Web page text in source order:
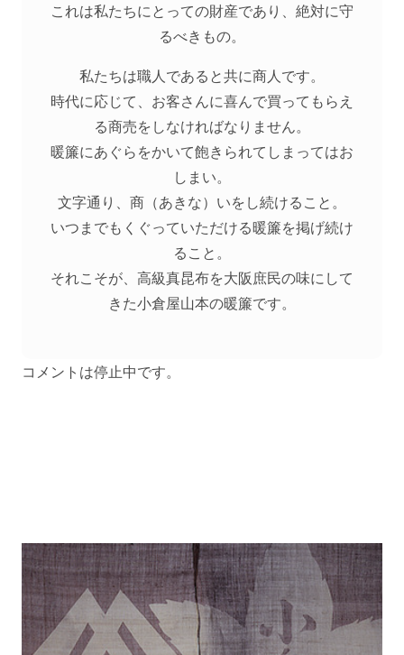
これは私たちにとっての財産であり、絶対に守
るべきもの。
私たちは職人であると共に商人です。
時代に応じて、お客さんに喜んで買ってもらえ
る商売をしなければなりません。
暖簾にあぐらをかいて飽きられてしまってはお
しまい。
文字通り、商（あきな）いをし続けること。
いつまでもくぐっていただける暖簾を掲げ続け
ること。
それこそが、高級真昆布を大阪庶民の味にして
きた小倉屋山本の暖簾です。
コメントは停止中です。